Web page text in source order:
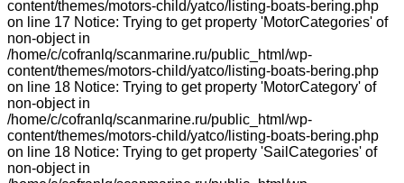
content/themes/motors-child/yatco/listing-boats-bering.php
on line 17 Notice: Trying to get property 'MotorCategories' of
non-object in
/home/c/cofranlq/scanmarine.ru/public_html/wp-
content/themes/motors-child/yatco/listing-boats-bering.php
on line 18 Notice: Trying to get property 'MotorCategory' of
non-object in
/home/c/cofranlq/scanmarine.ru/public_html/wp-
content/themes/motors-child/yatco/listing-boats-bering.php
on line 18 Notice: Trying to get property 'SailCategories' of
non-object in